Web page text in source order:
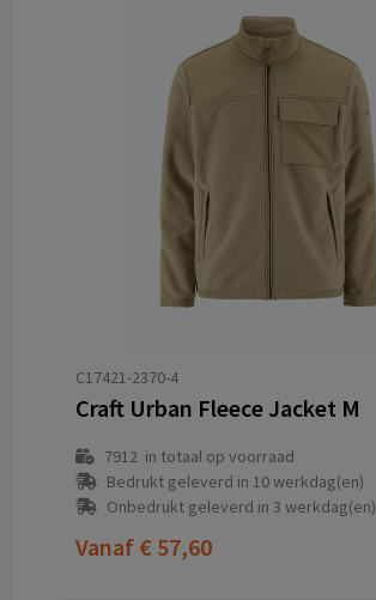
C17421-2370-4
Craft Urban Fleece Jacket M
7912in totaal op voorraad
Bedrukt geleverd in 10 werkdag(en)
Onbedrukt geleverd in 3 werkdag(en)
Vanaf € 57,60